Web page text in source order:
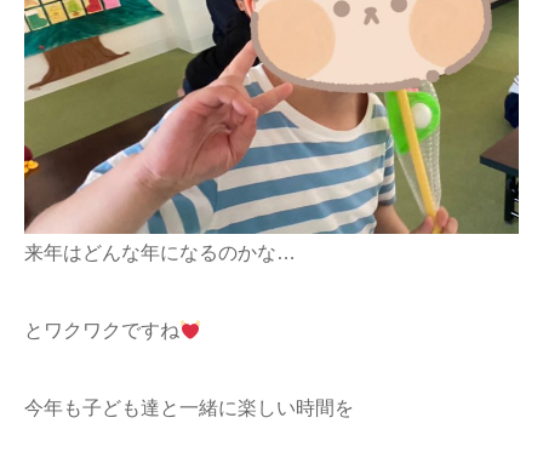
来年はどんな年になるのかな…
とワクワクですね
今年も子ども達と一緒に楽しい時間を